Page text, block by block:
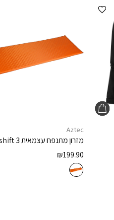
הוספה למועדפים
Aztec
מזרון מתנפח עצמאית3
₪199.90